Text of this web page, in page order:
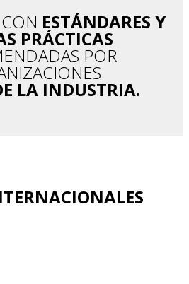
ESTÁNDARES Y
PRÁCTICAS
POR
LA INDUSTRIA.